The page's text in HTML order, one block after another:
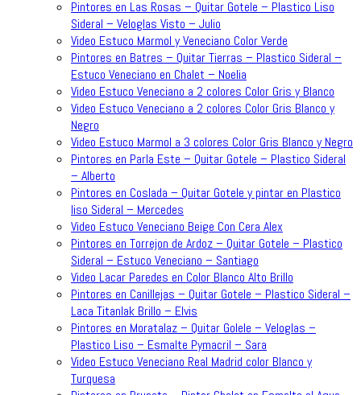
Pintores en Las Rosas – Quitar Gotele – Plastico Liso
Sideral – Veloglas Visto – Julio
Video Estuco Marmol y Veneciano Color Verde
Pintores en Batres – Quitar Tierras – Plastico Sideral –
Estuco Veneciano en Chalet – Noelia
Video Estuco Veneciano a 2 colores Color Gris y Blanco
Video Estuco Veneciano a 2 colores Color Gris Blanco y
Negro
Video Estuco Marmol a 3 colores Color Gris Blanco y Negro
Pintores en Parla Este – Quitar Gotele – Plastico Sideral
– Alberto
Pintores en Coslada – Quitar Gotele y pintar en Plastico
liso Sideral – Mercedes
Video Estuco Veneciano Beige Con Cera Alex
Pintores en Torrejon de Ardoz – Quitar Gotele – Plastico
Sideral – Estuco Veneciano – Santiago
Video Lacar Paredes en Color Blanco Alto Brillo
Pintores en Canillejas – Quitar Gotele – Plastico Sideral –
Laca Titanlak Brillo – Elvis
Pintores en Moratalaz – Quitar Golele – Veloglas –
Plastico Liso – Esmalte Pymacril – Sara
Video Estuco Veneciano Real Madrid color Blanco y
Turquesa